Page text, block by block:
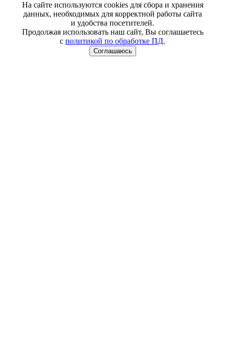
На сайте используются cookies для сбора и хранения
данных, необходимых для корректной работы сайта
и удобства посетителей.
Продолжая использовать наш сайт, Вы соглашаетесь
с политикой по обработке ПД.
Соглашаюсь